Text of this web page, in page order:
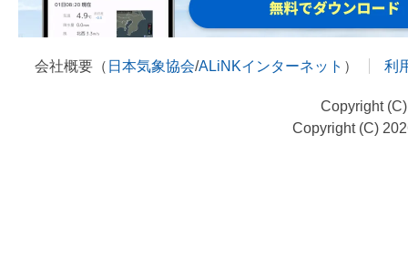
会社概要（ 日本気象協会/ALiNKインターネット ） 利
Copyright
Copyright (C)